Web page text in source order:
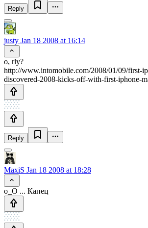
Reply
justy Jan 18 2008 at 16:14
o, rly?
http://www.intomobile.com/2008/01/09/first-
discovered-2008-kicks-off-with-first-iphone-
Reply
MaxiS Jan 18 2008 at 18:28
o_O ... Капец